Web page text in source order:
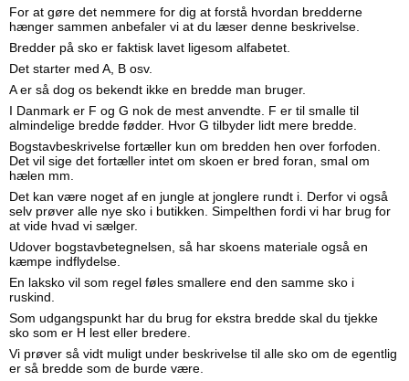
For at gøre det nemmere for dig at forstå hvordan bredderne
hænger sammen anbefaler vi at du læser denne beskrivelse.
Bredder på sko er faktisk lavet ligesom alfabetet.
Det starter med A, B osv.
A er så dog os bekendt ikke en bredde man bruger.
I Danmark er F og G nok de mest anvendte. F er til smalle til
almindelige bredde fødder. Hvor G tilbyder lidt mere bredde.
Bogstavbeskrivelse fortæller kun om bredden hen over forfoden.
Det vil sige det fortæller intet om skoen er bred foran, smal om
hælen mm.
Det kan være noget af en jungle at jonglere rundt i. Derfor vi også
selv prøver alle nye sko i butikken. Simpelthen fordi vi har brug for
at vide hvad vi sælger.
Udover bogstavbetegnelsen, så har skoens materiale også en
kæmpe indflydelse.
En laksko vil som regel føles smallere end den samme sko i
ruskind.
Som udgangspunkt har du brug for ekstra bredde skal du tjekke
sko som er H lest eller bredere.
Vi prøver så vidt muligt under beskrivelse til alle sko om de egentlig
er så bredde som de burde være.